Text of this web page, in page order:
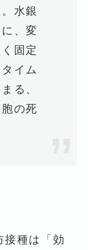
水銀
、変
固定
イム
る、
の死
接種は「効